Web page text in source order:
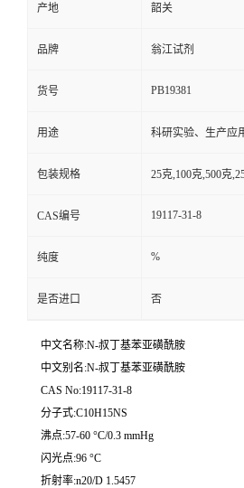
产地 韶关
品牌 翁江试剂
货号 PB19381
用途 科研实验、生产应
包装规格 25克,100克,500克
CAS编号 19117-31-8
纯度 %
是否进口 否
中文名称:N-叔丁基苯亚磺酰胺
中文别名:N-叔丁基苯亚磺酰胺
CAS No:19117-31-8
分子式:C10H15NS
沸点:57-60 °C/0.3 mmHg
闪光点:96 °C
折射率:n20/D 1.5457